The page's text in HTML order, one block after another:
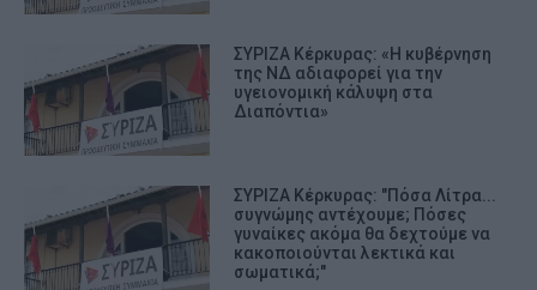
ΣΥΡΙΖΑ Κέρκυρας: «H κυβέρνηση
της ΝΔ αδιαφορεί για την
υγειονομική κάλυψη στα
Διαπόντια»
ΣΥΡΙΖΑ Κέρκυρας: "Πόσα Λίτρα...
συγνώμης αντέχουμε; Πόσες
γυναίκες ακόμα θα δεχτούμε να
κακοποιούνται λεκτικά και
σωματικά;"